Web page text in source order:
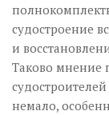
судостроение
и
Таково мнение
немало,